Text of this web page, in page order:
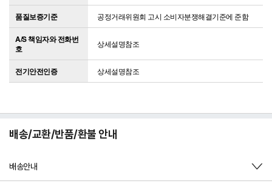
품질보증기준 공정거래위원회 고시 소비자분쟁해결기준에 준함
A/S 책임자와 전화번
호
상세설명참조
전기안전인증 상세설명참조
배송/교환/반품/환불 안내
배송안내